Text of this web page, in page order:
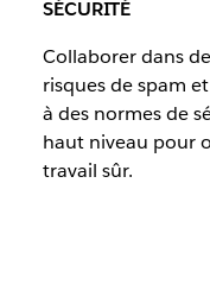
SÉCURITÉ
Collaborer dans
risques de spam
à des normes de
haut niveau pour
travail sûr.